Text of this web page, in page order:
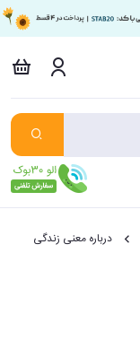
درباره معنی زندگی